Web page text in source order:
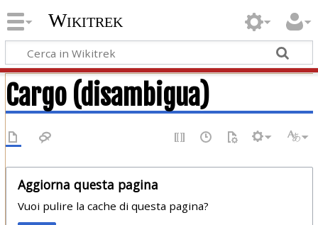
Wikitrek
Cargo (disambigua)
Aggiorna questa pagina
Vuoi pulire la cache di questa pagina?